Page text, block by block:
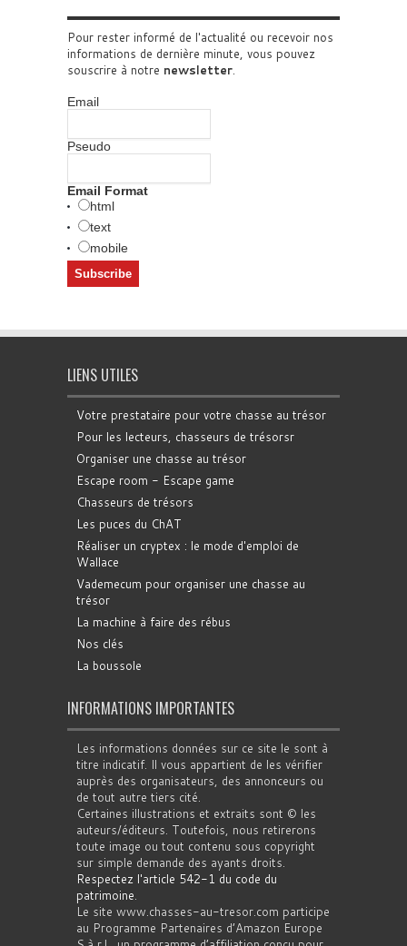
Pour rester informé de l'actualité ou recevoir nos
informations de dernière minute, vous pouvez
souscrire à notre newsletter.
Email
Pseudo
Email Format
html
text
mobile
LIENS UTILES
Votre prestataire pour votre chasse au trésor
Pour les lecteurs, chasseurs de trésorsr
Organiser une chasse au trésor
Escape room - Escape game
Chasseurs de trésors
Les puces du ChAT
Réaliser un cryptex : le mode d'emploi de
Wallace
Vademecum pour organiser une chasse au
trésor
La machine à faire des rébus
Nos clés
La boussole
INFORMATIONS IMPORTANTES
Les informations données sur ce site le sont à
titre indicatif. Il vous appartient de les vérifier
auprès des organisateurs, des annonceurs ou
de tout autre tiers cité.
Certaines illustrations et extraits sont © les
auteurs/éditeurs. Toutefois, nous retirerons
toute image ou tout contenu sous copyright
sur simple demande des ayants droits.
Respectez l'article 542-1 du code du
patrimoine.
Le site www.chasses-au-tresor.com participe
au Programme Partenaires d’Amazon Europe